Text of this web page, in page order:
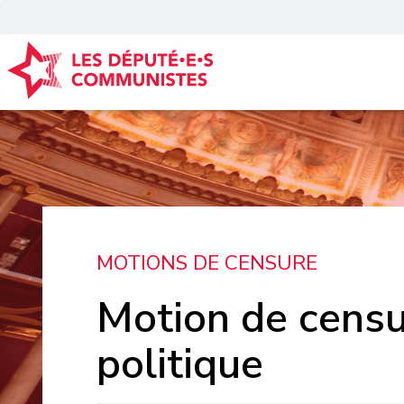
MOTIONS DE CENSURE
Motion de
politique